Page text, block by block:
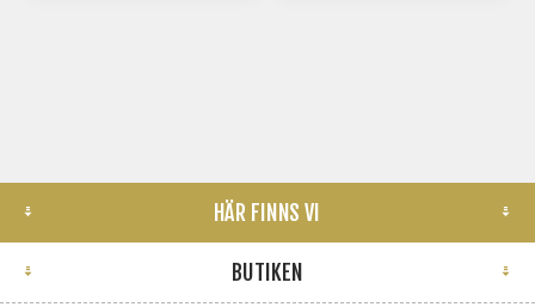
HÄR FINNS VI
BUTIKEN